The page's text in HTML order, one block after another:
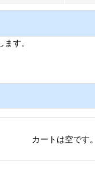
す。
カートは空です。